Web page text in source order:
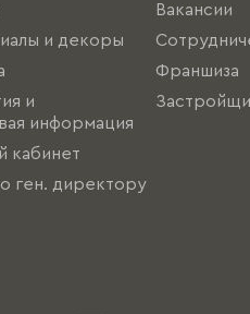
и декоры
и
информация
кабинет
ген. директору
Вакансии
Франшиза